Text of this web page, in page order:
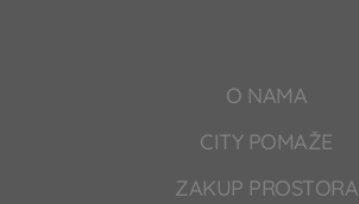
O NAMA
CITY POMAŽE
ZAKUP PROSTORA